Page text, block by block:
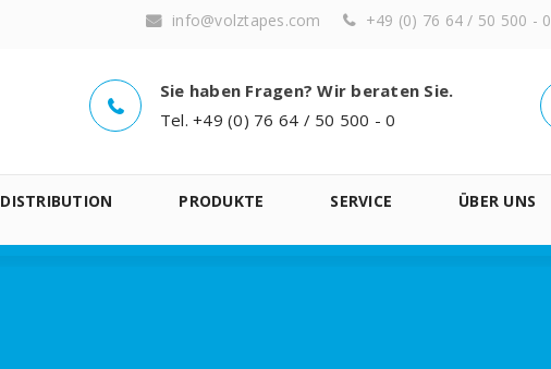
info@volztapes.com +49 (0) 76 64 / 50 500 - 0
Sie haben Fragen? Wir beraten Sie.
Tel. +49 (0) 76 64 / 50 500 - 0
DISTRIBUTION PRODUKTE SERVICE ÜBER UNS